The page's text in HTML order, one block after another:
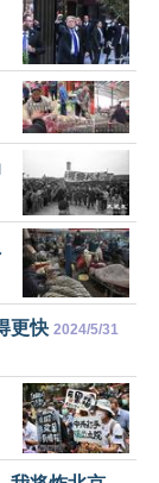
更快 2024/5/31